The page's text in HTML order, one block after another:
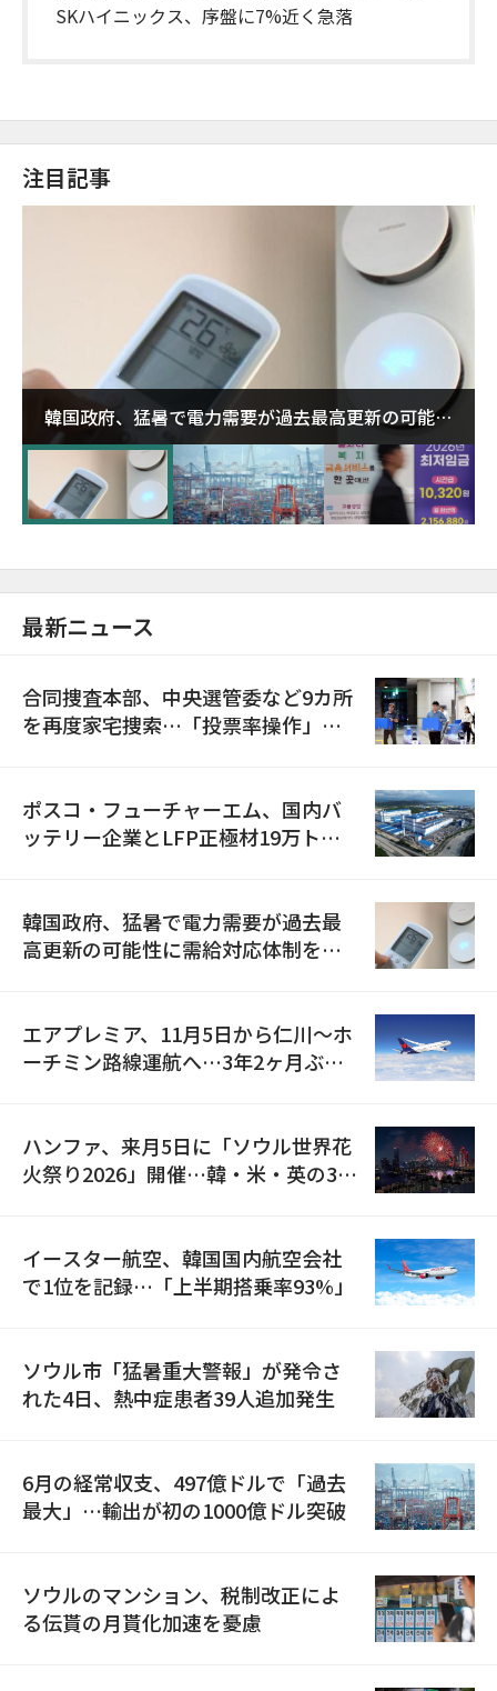
SKハイニックス、序盤に7%近く急落
注目記事
韓国政府、猛暑で電力需要が過去最高更新の可能性
に需給対応体制を点検
最新ニュース
合同捜査本部、中央選管委など9カ所
を再度家宅捜索…「投票率操作」の
ポスコ・フューチャーエム、国内バ
ッテリー企業とLFP正極材19万トン
韓国政府、猛暑で電力需要が過去最
高更新の可能性に需給対応体制を点
エアプレミア、11月5日から仁川〜ホ
ーチミン路線運航へ…3年2ヶ月ぶり
ハンファ、来月5日に「ソウル世界花
火祭り2026」開催…韓・米・英の3カ
イースター航空、韓国国内航空会社
で1位を記録…「上半期搭乗率93%」
ソウル市「猛暑重大警報」が発令さ
れた4日、熱中症患者39人追加発生
6月の経常収支、497億ドルで「過去
最大」…輸出が初の1000億ドル突破
ソウルのマンション、税制改正によ
る伝貰の月貰化加速を憂慮